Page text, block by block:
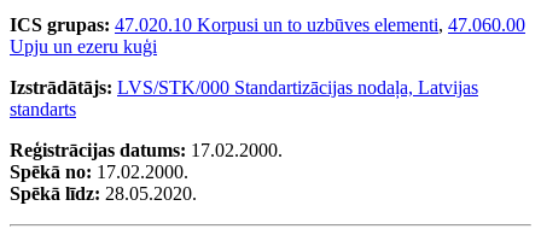
ICS grupas: 47.020.10 Korpusi un to uzbūves elementi, 47.060.00
Upju un ezeru kuģi
Izstrādātājs: LVS/STK/000 Standartizācijas nodaļa, Latvijas
standarts
Reģistrācijas datums: 17.02.2000.
Spēkā no: 17.02.2000.
Spēkā līdz: 28.05.2020.